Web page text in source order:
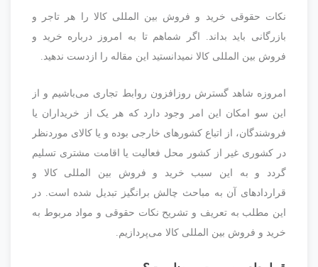
نکات حقوقی خرید و فروش بین المللی کالا را هر تاجر و
بازرگانی باید بداند. اگر شماهم تا به امروز درباره خرید و
فروش بین المللی کالا نمیدانستید این مقاله را ازدست ندهید.
امروزه شاهد گسترش روزافزون روابط تجاری می‌باشیم و از
این سو امکان این امر وجود دارد که هر یک از خریداران یا
فروشندگان، از اتباع کشورهای خارجی بوده و یا کالای موردنظر
در کشورى غیر از کشور محل فعالیت یا اقامت مشترى تسلیم
گردد و به این سبب خرید و فروش بین المللی کالا و
قراردادهای آن به مباحث چالش برانگیز تبدیل شده است. در
این مطلب به تعریف و تشریح نکات حقوقی و مواد مربوط به
خرید و فروش بین المللی کالا می‌پردازیم.